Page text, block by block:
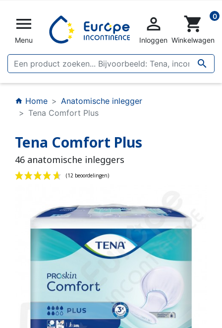

Menu


Inloggen
shopping_cart 0
Winkelwagen
home Home
Anatomische inlegger
Tena Comfort Plus
Tena Comfort Plus
46 anatomische inleggers
(12 beoordelingen)